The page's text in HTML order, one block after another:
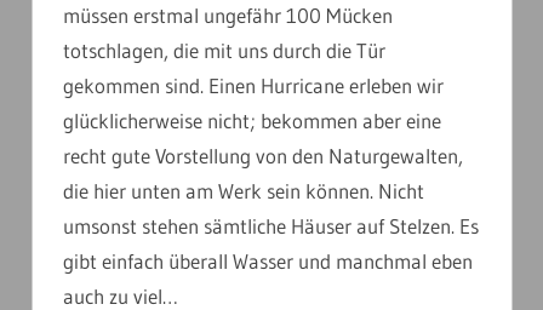
müssen erstmal ungefähr 100 Mücken
totschlagen, die mit uns durch die Tür
gekommen sind. Einen Hurricane erleben wir
glücklicherweise nicht; bekommen aber eine
recht gute Vorstellung von den Naturgewalten,
die hier unten am Werk sein können. Nicht
umsonst stehen sämtliche Häuser auf Stelzen. Es
gibt einfach überall Wasser und manchmal eben
auch zu viel…